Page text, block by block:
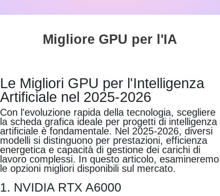
Migliore GPU per l'IA
Le Migliori GPU per l'Intelligenza
Artificiale nel 2025-2026
Con l'evoluzione rapida della tecnologia, scegliere
la scheda grafica ideale per progetti di intelligenza
artificiale è fondamentale. Nel 2025-2026, diversi
modelli si distinguono per prestazioni, efficienza
energetica e capacità di gestione dei carichi di
lavoro complessi. In questo articolo, esamineremo
le opzioni migliori disponibili sul mercato.
1. NVIDIA RTX A6000